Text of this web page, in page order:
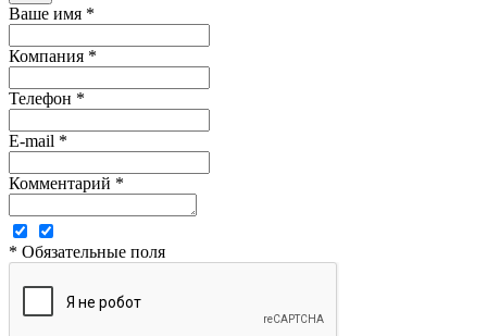
Ваше имя *
Компания *
Телефон *
E-mail *
Комментарий *
* Обязательные поля